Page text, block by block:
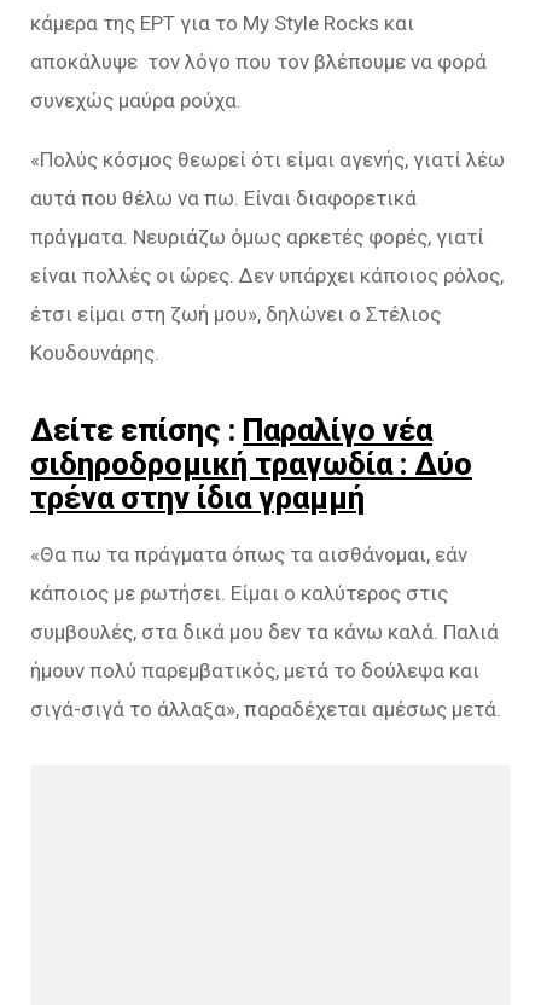
κάμερα της ΕΡΤ για το My Style Rocks και
αποκάλυψε τον λόγο που τον βλέπουμε να φορά
συνεχώς μαύρα ρούχα.
«Πολύς κόσμος θεωρεί ότι είμαι αγενής, γιατί λέω
αυτά που θέλω να πω. Είναι διαφορετικά
πράγματα. Νευριάζω όμως αρκετές φορές, γιατί
είναι πολλές οι ώρες. Δεν υπάρχει κάποιος ρόλος,
έτσι είμαι στη ζωή μου», δηλώνει ο Στέλιος
Κουδουνάρης.
Δείτε επίσης : Παραλίγο νέα
σιδηροδρομική τραγωδία : Δύο
τρένα στην ίδια γραμμή
«Θα πω τα πράγματα όπως τα αισθάνομαι, εάν
κάποιος με ρωτήσει. Είμαι ο καλύτερος στις
συμβουλές, στα δικά μου δεν τα κάνω καλά. Παλιά
ήμουν πολύ παρεμβατικός, μετά το δούλεψα και
σιγά-σιγά το άλλαξα», παραδέχεται αμέσως μετά.